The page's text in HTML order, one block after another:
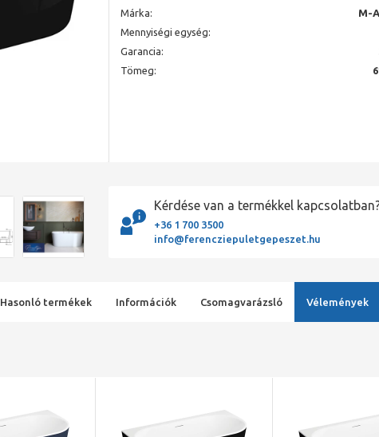
Márka:
M-
Mennyiségi egység:
Garancia:
Tömeg:
Kérdése van a termékkel
+36 1 700 3500
info@ferencziepuletgepeszet.hu
Hasonló termékek Információk Csomagvarázsló Vélemények